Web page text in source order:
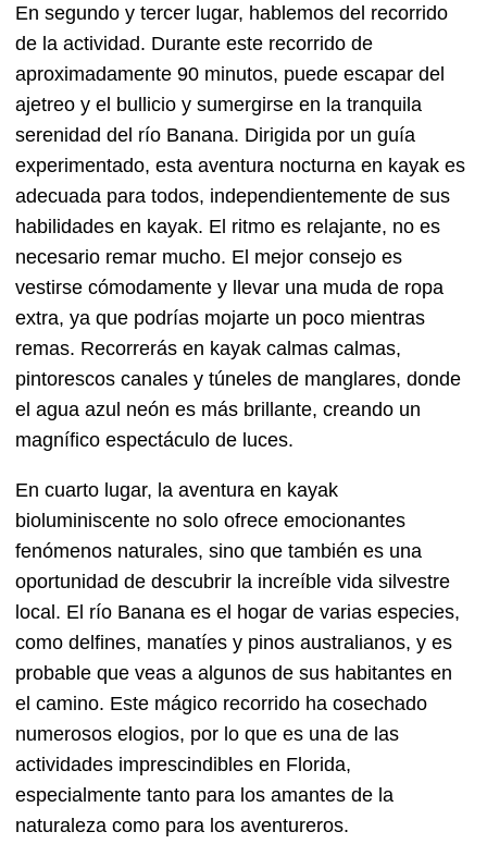
En segundo y tercer lugar, hablemos del recorrido
de la actividad. Durante este recorrido de
aproximadamente 90 minutos, puede escapar del
ajetreo y el bullicio y sumergirse en la tranquila
serenidad del río Banana. Dirigida por un guía
experimentado, esta aventura nocturna en kayak es
adecuada para todos, independientemente de sus
habilidades en kayak. El ritmo es relajante, no es
necesario remar mucho. El mejor consejo es
vestirse cómodamente y llevar una muda de ropa
extra, ya que podrías mojarte un poco mientras
remas. Recorrerás en kayak calmas calmas,
pintorescos canales y túneles de manglares, donde
el agua azul neón es más brillante, creando un
magnífico espectáculo de luces.
En cuarto lugar, la aventura en kayak
bioluminiscente no solo ofrece emocionantes
fenómenos naturales, sino que también es una
oportunidad de descubrir la increíble vida silvestre
local. El río Banana es el hogar de varias especies,
como delfines, manatíes y pinos australianos, y es
probable que veas a algunos de sus habitantes en
el camino. Este mágico recorrido ha cosechado
numerosos elogios, por lo que es una de las
actividades imprescindibles en Florida,
especialmente tanto para los amantes de la
naturaleza como para los aventureros.